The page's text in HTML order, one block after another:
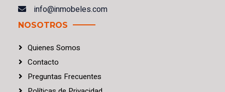
info@inmobeles.com
NOSOTROS
Quienes Somos
Contacto
Preguntas Frecuentes